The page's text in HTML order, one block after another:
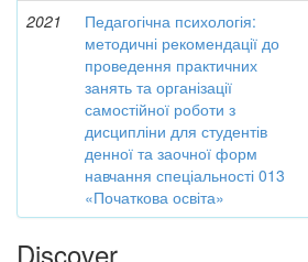
2021
Педагогічна психологія:
методичні рекомендації до
проведення практичних
занять та організації
самостійної роботи з
дисципліни для студентів
денної та заочної форм
навчання спеціальності 013
«Початкова освіта»
Discover